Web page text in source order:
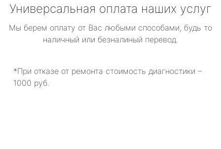
Универсальная оплата наших услуг
Мы берем оплату от Вас любыми способами, будь то
наличный или безналиный перевод.
*При отказе от ремонта стоимость диагностики –
1000 руб.